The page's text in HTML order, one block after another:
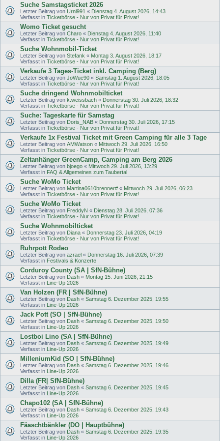
Suche Samstagsticket 2026
Letzter Beitrag von Urnl991 « Dienstag 4. August 2026, 14:43
Verfasst in Ticketbörse - Nur von Privat für Privat!
Womo Ticket gesucht
Letzter Beitrag von Charo « Dienstag 4. August 2026, 11:40
Verfasst in Ticketbörse - Nur von Privat für Privat!
Suche Wohnmobil-Ticket
Letzter Beitrag von Stefank « Montag 3. August 2026, 18:17
Verfasst in Ticketbörse - Nur von Privat für Privat!
Verkaufe 3 Tages-Ticket inkl. Camping (Berg)
Letzter Beitrag von JoWue90 « Samstag 1. August 2026, 18:05
Verfasst in Ticketbörse - Nur von Privat für Privat!
Suche dringend Wohnmobilticket
Letzter Beitrag von k.weissbach « Donnerstag 30. Juli 2026, 18:32
Verfasst in Ticketbörse - Nur von Privat für Privat!
Suche: Tageskarte für Samstag
Letzter Beitrag von Doris_NAB « Donnerstag 30. Juli 2026, 17:15
Verfasst in Ticketbörse - Nur von Privat für Privat!
Verkaufe 1x Festival Ticket mit Green Camping für alle 3 Tage
Letzter Beitrag von AMWatson « Mittwoch 29. Juli 2026, 16:50
Verfasst in Ticketbörse - Nur von Privat für Privat!
Zeltanhänger GreenCamp, Camping am Berg 2026
Letzter Beitrag von bjoego « Mittwoch 29. Juli 2026, 13:29
Verfasst in FAQ & Allgemeines zum Taubertal
Suche WoMo Ticket
Letzter Beitrag von Martina0610brenner# « Mittwoch 29. Juli 2026, 06:23
Verfasst in Ticketbörse - Nur von Privat für Privat!
Suche WoMo Ticket
Letzter Beitrag von FreddyN « Dienstag 28. Juli 2026, 07:36
Verfasst in Ticketbörse - Nur von Privat für Privat!
Suche Wohnmobilticket
Letzter Beitrag von Diana « Donnerstag 23. Juli 2026, 04:19
Verfasst in Ticketbörse - Nur von Privat für Privat!
Ruhrpott Rodeo
Letzter Beitrag von azrael « Donnerstag 16. Juli 2026, 07:39
Verfasst in Festivals & Konzerte
Corduroy County (SA | SfN-Bühne)
Letzter Beitrag von Dash « Montag 15. Juni 2026, 21:15
Verfasst in Line-Up 2026
Van Holzen (FR | SfN-Bühne)
Letzter Beitrag von Dash « Samstag 6. Dezember 2025, 19:55
Verfasst in Line-Up 2026
Jack Pott (SO | SfN-Bühne)
Letzter Beitrag von Dash « Samstag 6. Dezember 2025, 19:50
Verfasst in Line-Up 2026
Lostboi Lino (SA | SfN-Bühne)
Letzter Beitrag von Dash « Samstag 6. Dezember 2025, 19:49
Verfasst in Line-Up 2026
MilleniumKid (SO | SfN-Bühne)
Letzter Beitrag von Dash « Samstag 6. Dezember 2025, 19:46
Verfasst in Line-Up 2026
Dilla (FR| SfN-Bühne)
Letzter Beitrag von Dash « Samstag 6. Dezember 2025, 19:45
Verfasst in Line-Up 2026
Chapo102 (SA | SfN-Bühne)
Letzter Beitrag von Dash « Samstag 6. Dezember 2025, 19:43
Verfasst in Line-Up 2026
Fäaschtbänkler (DO | Hauptbühne)
Letzter Beitrag von Dash « Samstag 6. Dezember 2025, 19:35
Verfasst in Line-Up 2026